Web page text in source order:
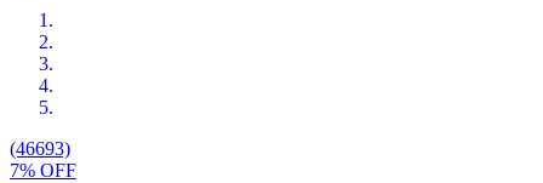
(46693)
7% OFF